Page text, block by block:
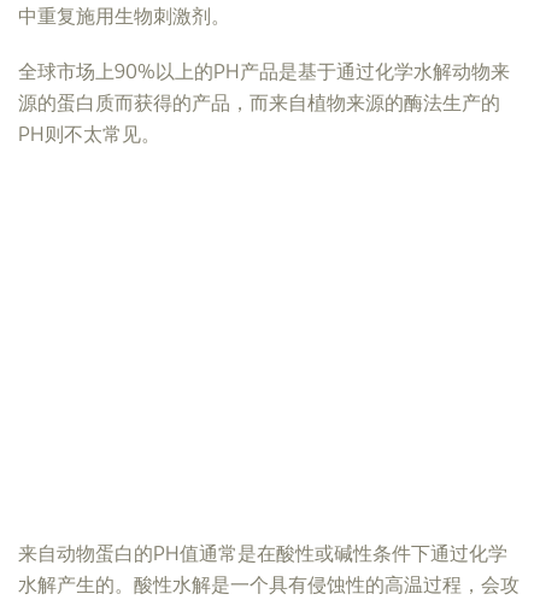
中重复施用生物刺激剂。
全球市场上90%以上的PH产品是基于通过化学水解动物来
源的蛋白质而获得的产品，而来自植物来源的酶法生产的
PH则不太常见。
来自动物蛋白的PH值通常是在酸性或碱性条件下通过化学
水解产生的。酸性水解是一个具有侵蚀性的高温过程，会攻